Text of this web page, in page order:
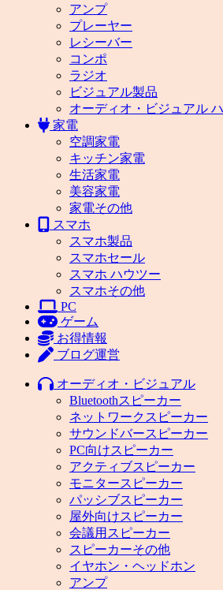
アンプ
プレーヤー
レシーバー
コンポ
ラジオ
ビジュアル製品
オーディオ・ビジュアル
家電
空調家電
キッチン家電
生活家電
美容家電
家電その他
スマホ
スマホ製品
スマホセール
スマホ ハウツー
スマホその他
PC
ゲーム
お得情報
ブログ運営
オーディオ・ビジュアル
Bluetoothスピーカー
ネットワークスピーカー
サウンドバースピーカー
PC向けスピーカー
アクティブスピーカー
モニタースピーカー
パッシブスピーカー
屋外向けスピーカー
会議用スピーカー
スピーカーその他
イヤホン・ヘッドホン
アンプ